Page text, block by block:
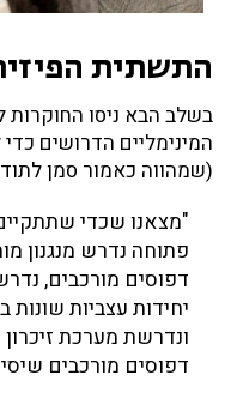
התשתית
בשלב הבא ניסו החוקרות
המינימליים הדרושים
(שמהווה כאמור סמן
"מצאנו שכדי
פתוחה נדרש מנגנון
דפוסים מורכבים,
יחידות עצביות שונות
ונדרשת מערכת
דפוסים מורכבים